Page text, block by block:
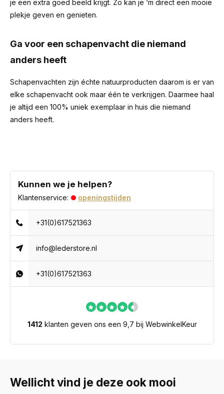
je een extra goed beeld krijgt. Zo kan je ‘m direct een mooie
plekje geven en genieten.
Ga voor een schapenvacht die niemand
anders heeft
Schapenvachten zijn échte natuurproducten daarom is er van
elke schapenvacht ook maar één te verkrijgen. Daarmee haal
je altijd een 100% uniek exemplaar in huis die niemand
anders heeft.
Kunnen we je helpen?
Klantenservice: openingstijden
+31(0)617521363
info@lederstore.nl
+31(0)617521363
1412 klanten geven ons een 9,7 bij WebwinkelKeur
Wellicht vind je deze ook mooi